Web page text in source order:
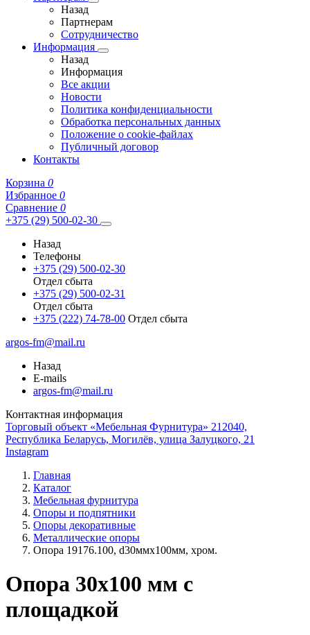
Назад
Партнерам
Сотрудничество
Информация
Назад
Информация
Все акции
Новости
Политика конфиденциальности
Обработка персональных данных
Положение о cookie-файлах
Публичный договор
Контакты
Корзина 0
Избранное 0
Сравнение 0
+375 (29) 500-02-30
Назад
Телефоны
+375 (29) 500-02-30
Отдел сбыта
+375 (29) 500-02-31
Отдел сбыта
+375 (222) 74-78-00 Отдел сбыта
argos-fm@mail.ru
Назад
E-mails
argos-fm@mail.ru
Контактная информация
Торговый объект «Мебельная Фурнитура» 212040,
Республика Беларусь, Могилёв, улица Залуцкого, 21
Instagram
Главная
Каталог
Мебельная фурнитура
Опоры и подпятники
Опоры декоративные
Металлические опоры
Опора 19176.100, d30ммх100мм, хром.
Опора 30х100 мм с
площадкой